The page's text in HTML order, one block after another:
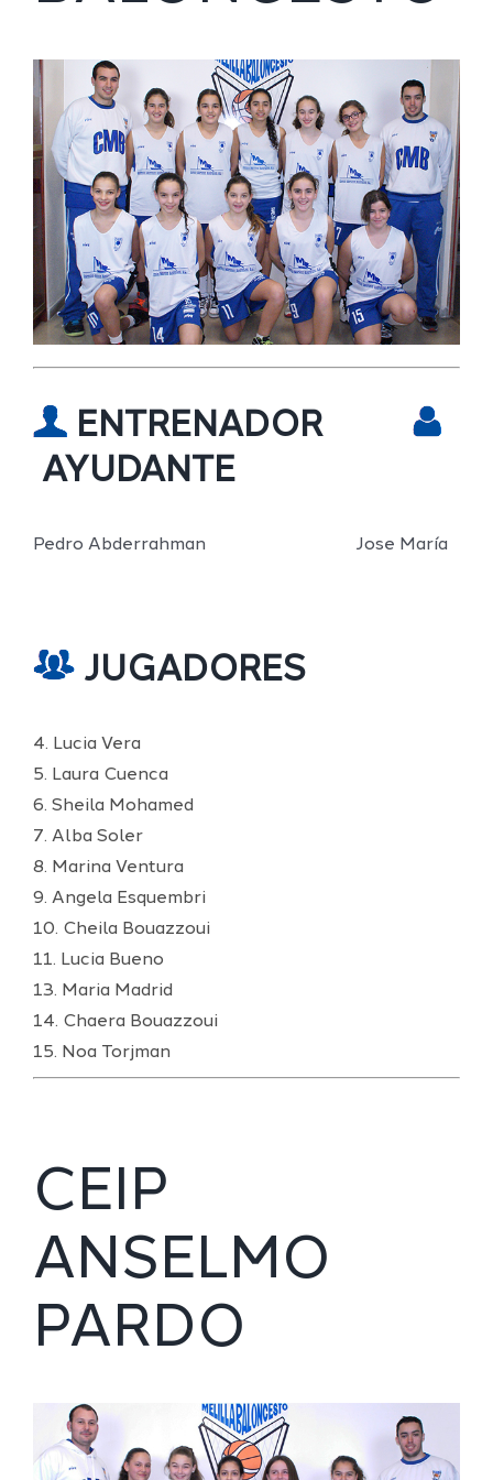
ENTRENADOR
AYUDANTE
Pedro Abderrahman Jose María
JUGADORES
4. Lucia Vera
5. Laura Cuenca
6. Sheila Mohamed
7. Alba Soler
8. Marina Ventura
9. Angela Esquembri
10. Cheila Bouazzoui
11. Lucia Bueno
13. Maria Madrid
14. Chaera Bouazzoui
15. Noa Torjman
CEIP
ANSELMO
PARDO